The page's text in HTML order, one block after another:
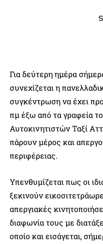
Για δεύτερη ημέρα
συνεχίζεται η
συγκέντρωση να έχει
πμ έξω από τα γραφεία
Αυτοκινητιστών Ταξί
πάρουν μέρος και
περιφέρειας.
Υπενθυμίζεται πως οι
ξεκινούν
απεργιακές
διαφωνία τους με
οποίο και εισάγεται,